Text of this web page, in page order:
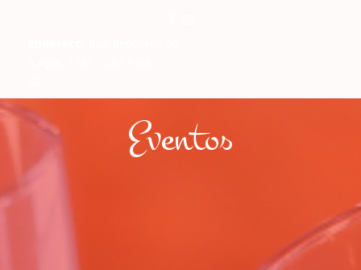
Eventos